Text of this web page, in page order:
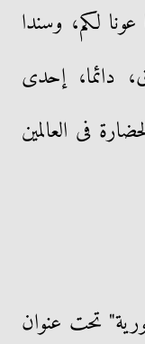
لكم، وسندا
دائما، إحدى
فى العالمين
تحت عنوان